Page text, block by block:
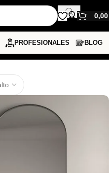
PROFESIONALES BLOG